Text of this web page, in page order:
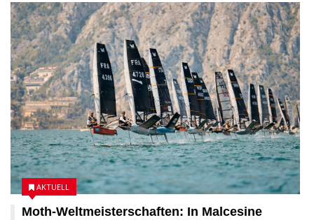
Moth-Weltmeisterschaften: In Malcesine
AKTUELL